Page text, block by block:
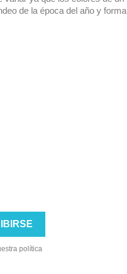
de la época del año y forma
política